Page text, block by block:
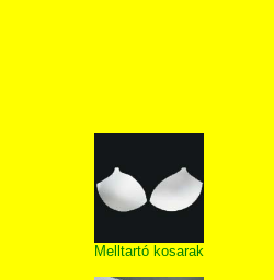
Melltartó kosarak